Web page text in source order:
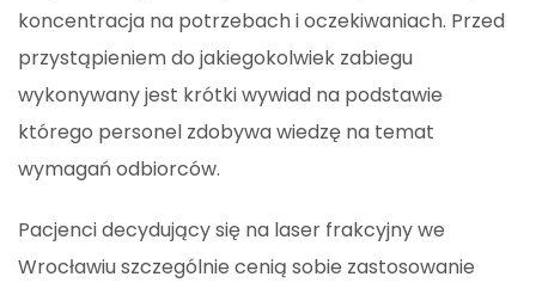
koncentracja na potrzebach i oczekiwaniach. Przed
przystąpieniem do jakiegokolwiek zabiegu
wykonywany jest krótki wywiad na podstawie
którego personel zdobywa wiedzę na temat
wymagań odbiorców.
Pacjenci decydujący się na laser frakcyjny we
Wrocławiu szczególnie cenią sobie zastosowanie